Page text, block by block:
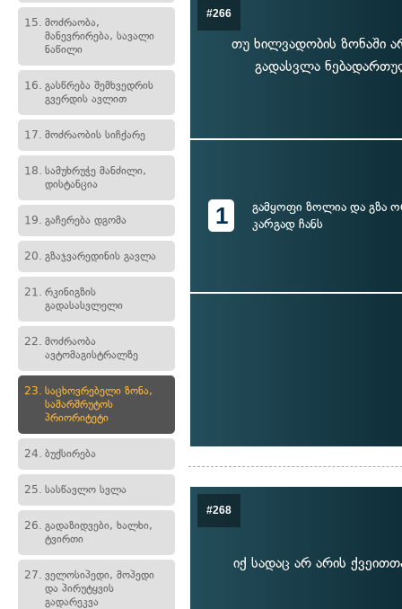
15. მოძრაობა,
მანევრირება, სავალი
ნაწილი
16. გასწრება შემხვედრის
გვერდის ავლით
17. მოძრაობის სიჩქარე
18. სამუხრუჭე მანძილი,
დისტანცია
19. გაჩერება დგომა
20. გზაჯვარედინის გავლა
21. რკინიგზის
გადასასვლელი
22. მოძრაობა
ავტომაგისტრალზე
23. საცხოვრებელი ზონა,
სამარშრუტოს
პრიორიტეტი
24. ბუქსირება
25. სასწავლო სვლა
26. გადაზიდვები, ხალხი,
ტვირთი
27. ველოსიპედი, მოპედი
და პირუტყვის
გადარეკვა
#266
თუ ხილვადობის ზონაში
გადასვლა
1
გამყოფი ზოლია და გზა
კარგად ჩანს
#268
იქ სადაც არ არის